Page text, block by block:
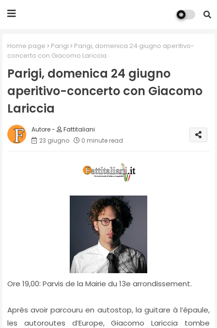
Home page Parigi
Parigi, domenica 24 giugno aperitivo-
concerto con Giacomo Lariccia
Parigi, domenica 24 giugno
aperitivo-concerto con Giacomo
Lariccia
Fattitaliani
23 giugno
0 minute read
Ore 19,00: Parvis de la Mairie du 13e arrondissement.
Après avoir parcouru en autostop, la guitare à l’épaule,
les autoroutes d’Europe, Giacomo Lariccia tombe